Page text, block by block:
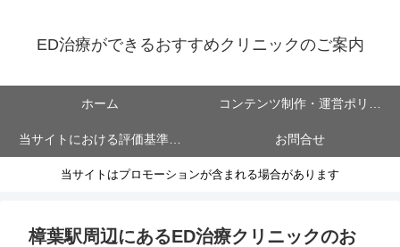
ED治療ができるおすすめクリニックのご案内
ホーム コンテンツ制作・運営ポリシ
ー
当サイトにおける評価基準に
ついて
お問合せ
当サイトはプロモーションが含まれる場合があります
樟葉駅周辺にあるED治療クリニックのお